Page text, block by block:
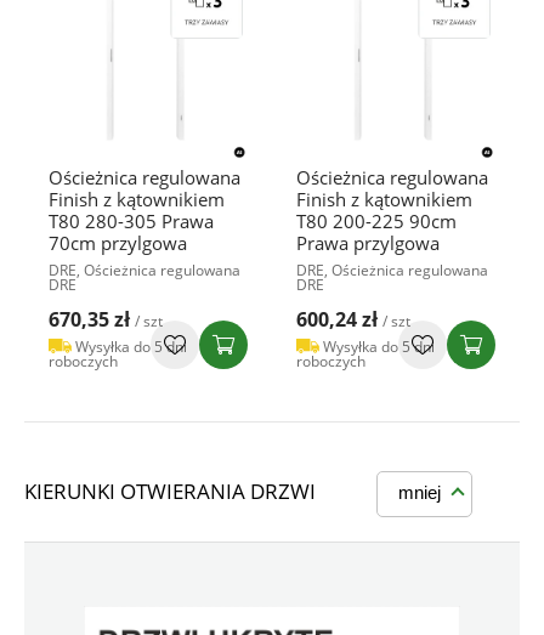
Ościeżnica regulowana
Finish z kątownikiem
T80 280-305 Prawa
70cm przylgowa
DRE, Ościeżnica regulowana
DRE
670,35 zł / szt
Wysyłka do 5 dni
roboczych
Ościeżnica regulowana
Finish z kątownikiem
T80 200-225 90cm
Prawa przylgowa
DRE, Ościeżnica regulowana
DRE
600,24 zł / szt
Wysyłka do 5 dni
roboczych
KIERUNKI OTWIERANIA DRZWI mniej